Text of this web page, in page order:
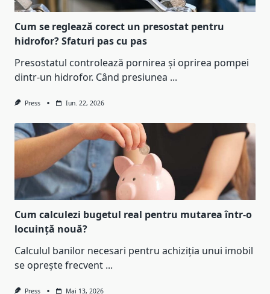
Cum se reglează corect un presostat pentru
hidrofor? Sfaturi pas cu pas
Presostatul controlează pornirea și oprirea pompei
dintr-un hidrofor. Când presiunea ...
Press Iun. 22, 2026
Cum calculezi bugetul real pentru mutarea într-o
locuință nouă?
Calculul banilor necesari pentru achiziția unui imobil
se oprește frecvent ...
Press Mai 13, 2026